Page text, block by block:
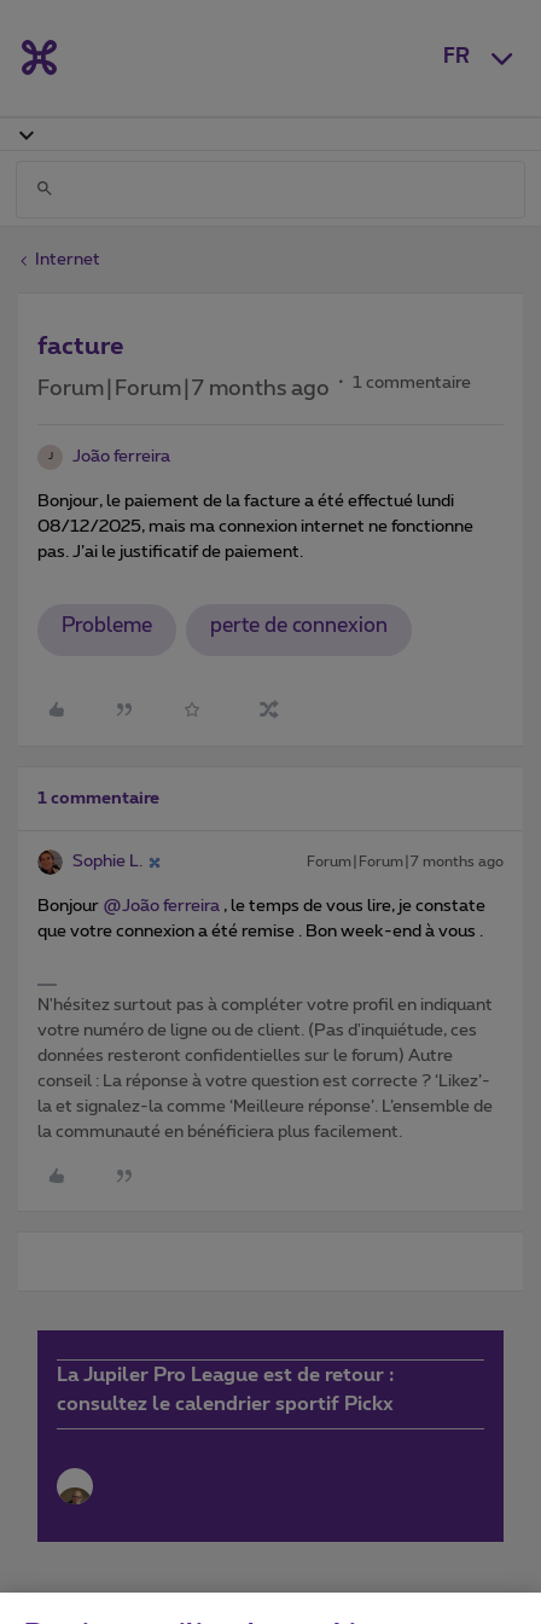
FR
Internet
facture
Forum|Forum|7 months ago 1 commentaire
J João ferreira
Bonjour, le paiement de la facture a été effectué lundi
08/12/2025, mais ma connexion internet ne fonctionne
pas. J’ai le justificatif de paiement.
Probleme perte de connexion
1 commentaire
Sophie L. Forum|Forum|7 months ago
Bonjour ​ @João ferreira , le temps de vous lire, je constate
que votre connexion a été remise . Bon week-end à vous .
N'hésitez surtout pas à compléter votre profil en indiquant
votre numéro de ligne ou de client. (Pas d'inquiétude, ces
données resteront confidentielles sur le forum) Autre
conseil : La réponse à votre question est correcte ? ‘Likez’-
la et signalez-la comme ‘Meilleure réponse’. L’ensemble de
la communauté en bénéficiera plus facilement.
La Jupiler Pro League est de retour :
consultez le calendrier sportif Pickx